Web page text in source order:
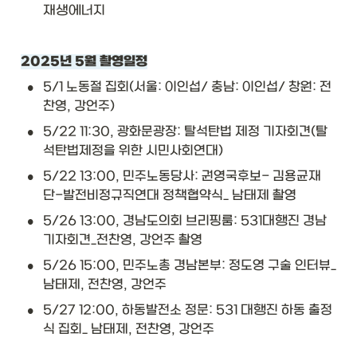
재생에너지
2025년 5월 촬영일정
•
5/1 노동절 집회(서울: 이인섭/ 충남: 이인섭/ 창원: 전
찬영, 강언주)
•
5/22 11:30, 광화문광장: 탈석탄법 제정 기자회견(탈
석탄법제정을 위한 시민사회연대)
•
5/22 13:00, 민주노동당사: 권영국후보- 김용균재
단-발전비정규직연대 정책협약식_ 남태제 촬영
•
5/26 13:00, 경남도의회 브리핑룸: 531대행진 경남
기자회견_전찬영, 강언주 촬영
•
5/26 15:00, 민주노총 경남본부: 정도영 구술 인터뷰_
남태제, 전찬영, 강언주
•
5/27 12:00, 하동발전소 정문: 531 대행진 하동 출정
식 집회_ 남태제, 전찬영, 강언주